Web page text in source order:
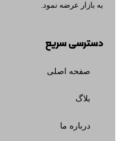
به بازار عرضه نمود.
دسترسی سریع
صفحه اصلی
بلاگ
درباره ما